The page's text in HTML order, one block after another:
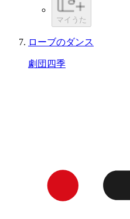
マイうた
ローブのダンス
劇団四季